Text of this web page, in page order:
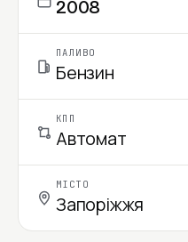
2008
ПАЛИВО
Бензин
КПП
Автомат
МІСТО
Запоріжжя